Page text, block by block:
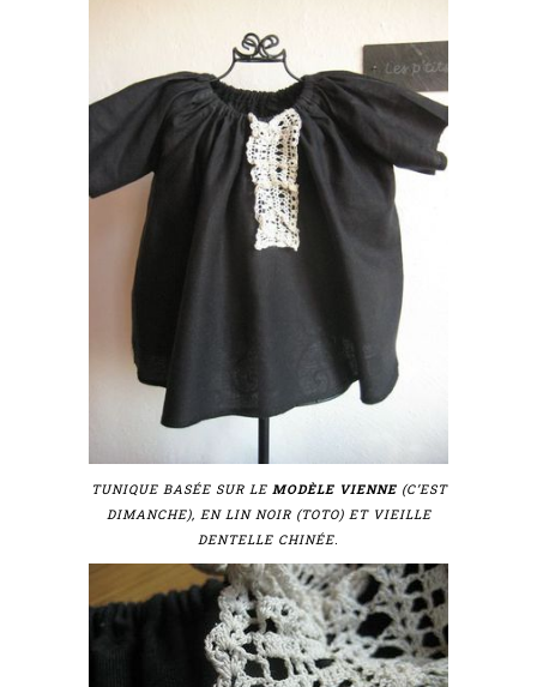
TUNIQUE BASÉE SUR LE MODÈLE VIENNE (C’EST
DIMANCHE), EN LIN NOIR (TOTO) ET VIEILLE
DENTELLE CHINÉE.